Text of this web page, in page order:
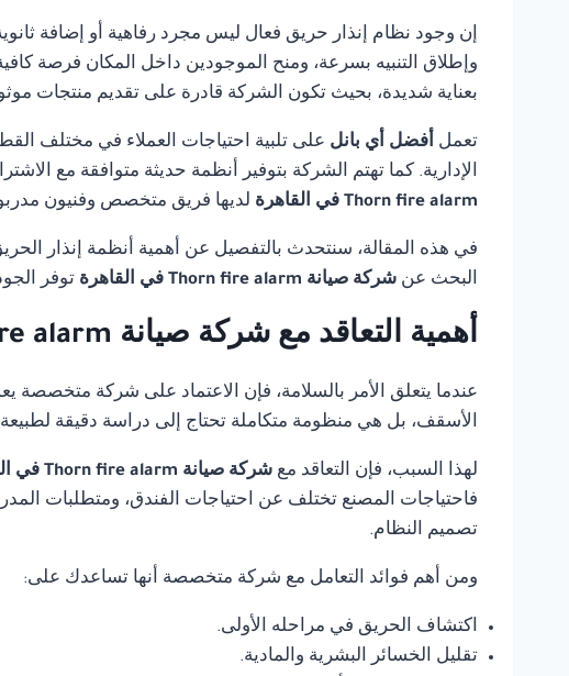
إن وجود نظام إنذار حريق فعال ليس مجرد رفاهية أو إضافة
وإطلاق التنبيه بسرعة، ومنح الموجودين داخل المكان فرصة
بعناية شديدة، بحيث تكون الشركة قادرة على تقديم منتجات
تعمل أفضل أي بانل على تلبية احتياجات العملاء في مختلف
الإدارية. كما تهتم الشركة بتوفير أنظمة حديثة متوافقة مع
Thorn fire alarm في القاهرة
لديها فريق متخصص وفنيون
في هذه المقالة، سنتحدث بالتفصيل عن أهمية أنظمة إنذار
البحث عن شركة صيانة Thorn fire alarm في القاهرة توفر
أهمية التعاقد مع شركة صيانة Thorn fire alarm في القاهرة
عندما يتعلق الأمر بالسلامة، فإن الاعتماد على شركة متخصصة
الأسقف، بل هي منظومة متكاملة تحتاج إلى دراسة دقيقة
لهذا السبب، فإن التعاقد مع شركة صيانة Thorn fire alarm في القاهرة
فاحتياجات المصنع تختلف عن احتياجات الفندق، ومتطلبات
تصميم النظام.
ومن أهم فوائد التعامل مع شركة متخصصة أنها تساعدك على:
اكتشاف الحريق في مراحله الأولى.
تقليل الخسائر البشرية والمادية.